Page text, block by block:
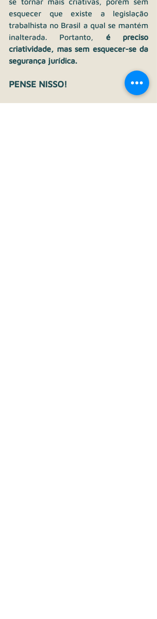
esquecer que existe a legislação
trabalhista no Brasil a qual se mantém
inalterada. Portanto, é preciso
criatividade, mas sem esquecer-se da
segurança jurídica.
PENSE NISSO!